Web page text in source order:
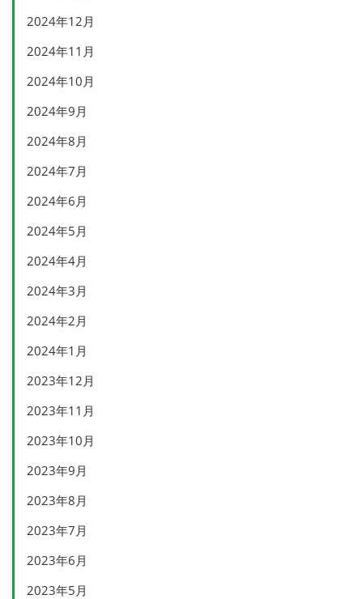
2024年12月
2024年11月
2024年10月
2024年9月
2024年8月
2024年7月
2024年6月
2024年5月
2024年4月
2024年3月
2024年2月
2024年1月
2023年12月
2023年11月
2023年10月
2023年9月
2023年8月
2023年7月
2023年6月
2023年5月